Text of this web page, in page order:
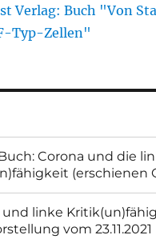
Verlag: Buch "Von
Typ-Zellen"
Corona und die
(erschienen
und linke
vom 23.11.2021